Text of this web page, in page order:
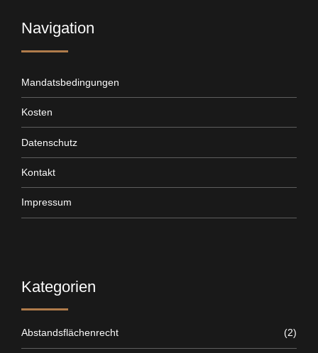
Navigation
Mandatsbedingungen
Kosten
Datenschutz
Kontakt
Impressum
Kategorien
Abstandsflächenrecht (2)